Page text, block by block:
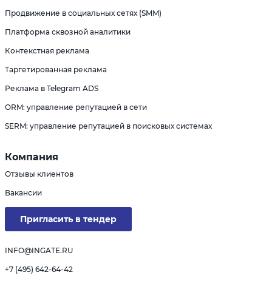
Продвижение в социальных сетях (SMM)
Платформа сквозной аналитики
Контекстная реклама
Таргетированная реклама
Реклама в Telegram ADS
ORM: управление репутацией в сети
SERM: управление репутацией в поисковых системах
Компания
Отзывы клиентов
Вакансии
Пригласить в тендер
INFO@INGATE.RU
+7 (495) 642-64-42